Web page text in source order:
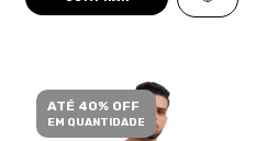
ATÉ 40% OFF
EM QUANTIDADE